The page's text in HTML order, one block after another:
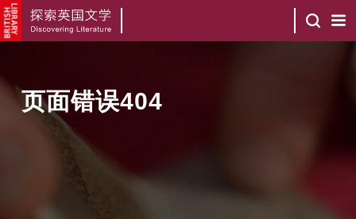
页面错误404